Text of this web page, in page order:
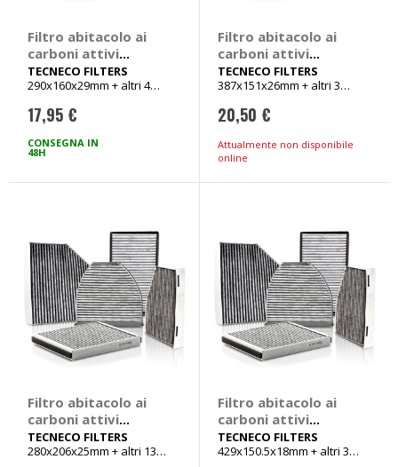
Filtro abitacolo ai
carboni attivi
Carbon Air -
TECNECO FILTERS
Fiat Brava, Bravo,
Marea, Iveco Daily,
Lancia Lybra
TECNECO FILTERS
290x160x29mm + altri 4
17,95 €
CONSEGNA IN
48H
Filtro abitacolo ai
carboni attivi
Carbon Air -
TECNECO FILTERS
Coupe, Volkswagen
Passat
TECNECO FILTERS
387x151x26mm + altri 3
20,50 €
Attualmente non disponibile
online
Filtro abitacolo ai
carboni attivi
Carbon Air -
TECNECO FILTERS
TECNECO FILTERS
280x206x25mm + altri 13
Filtro abitacolo ai
carboni attivi
Carbon Air -
TECNECO FILTERS
TECNECO FILTERS
429x150.5x18mm + altri 3